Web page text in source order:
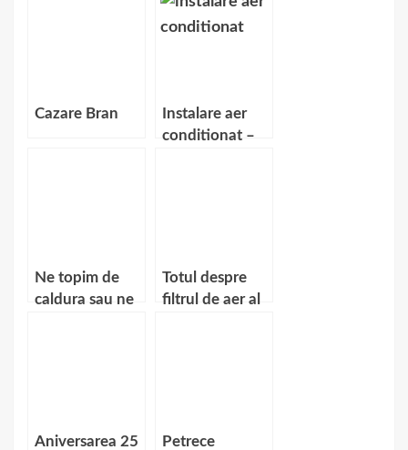
Cazare Bran
Instalare aer
conditionat –
Ne topim de
caldura sau ne
Totul despre
filtrul de aer al
Aniversarea 25
Petrece